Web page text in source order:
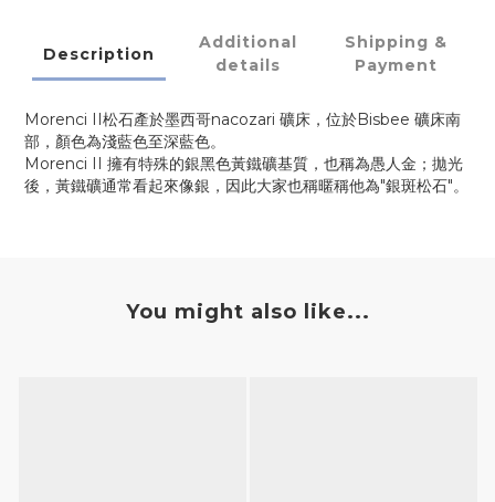
Description
Additional
details
Shipping &
Payment
Morenci II松石產於墨西哥nacozari 礦床，位於Bisbee 礦床南
部，顏色為淺藍色至深藍色。
Morenci II 擁有特殊的銀黑色黃鐵礦基質，也稱為愚人金；拋光
後，黃鐵礦通常看起來像銀，因此大家也稱暱稱他為"銀斑松石"。
You might also like...